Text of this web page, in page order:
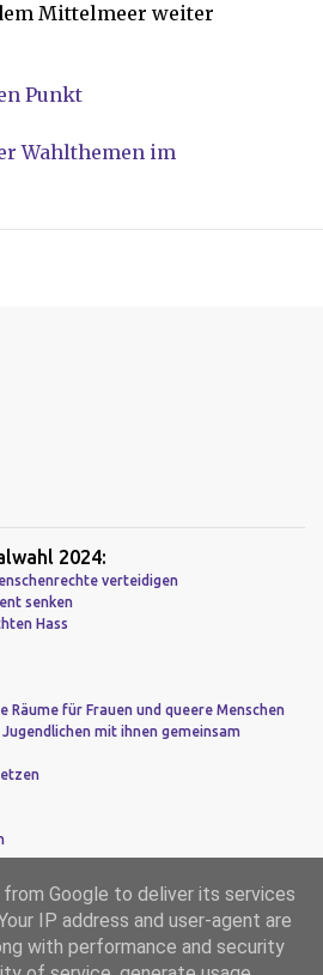
Mittelmeer weiter
Punkt
Wahlthemen im
2024:
verteidigen
senken
Hass
Räume für Frauen und queere Menschen
mit ihnen gemeinsam
|Datenschutz
Google to deliver its services
IP address and user-agent are
with performance and security